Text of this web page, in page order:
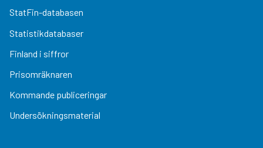
StatFin-databasen
Statistikdatabaser
Finland i siffror
Prisomräknaren
Kommande publiceringar
Undersökningsmaterial